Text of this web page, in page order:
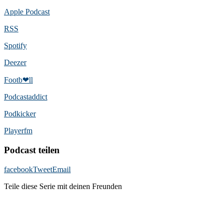
Apple Podcast
RSS
Spotify
Deezer
Footb❤ll
Podcast­addict
Podkicker
Playerfm
Podcast teilen
facebookTweetEmail
Teile diese Serie mit deinen Freunden